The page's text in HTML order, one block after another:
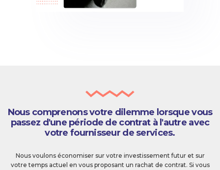
Nous comprenons votre dilemme lorsque vous
passez d'une période de contrat à l'autre avec
votre fournisseur de services.
Nous voulons économiser sur votre investissement futur et sur
votre temps actuel en vous proposant un rachat de contrat. Si vous